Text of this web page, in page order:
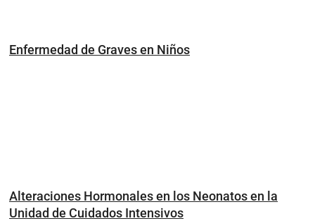
Enfermedad de Graves en Niños
Alteraciones Hormonales en los Neonatos en la
Unidad de Cuidados Intensivos